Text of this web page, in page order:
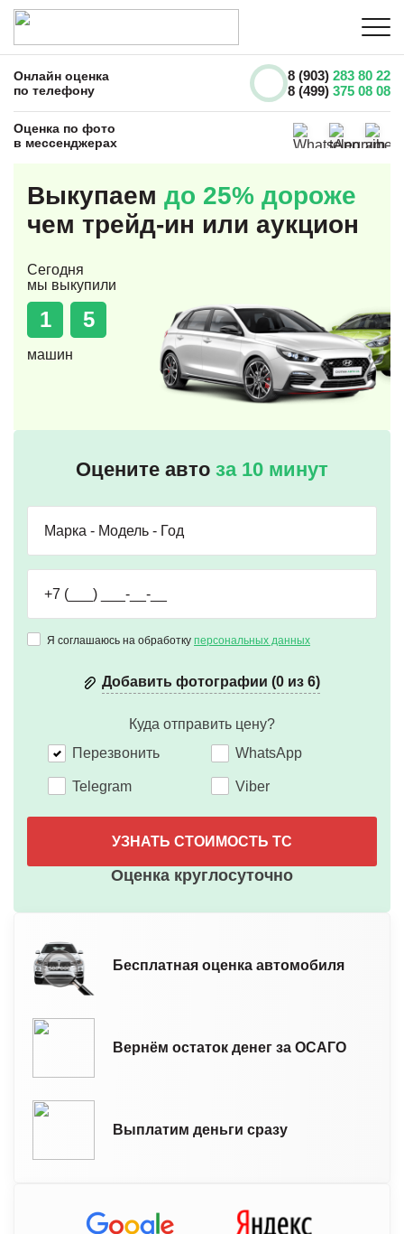
Онлайн оценка
по телефону
8 (903) 283 80 22
8 (499) 375 08 08
Оценка по фото
в мессенджерах
Выкупаем до 25% дороже
чем трейд-ин или аукцион
Сегодня
мы выкупили
1 5
машин
Оцените авто за 10 минут
Я соглашаюсь на обработку персональных данных
Добавить фотографии (0 из 6)
Куда отправить цену?
Перезвонить
WhatsApp
Telegram Viber
УЗНАТЬ СТОИМОСТЬ ТС
Оценка круглосуточно
Бесплатная оценка автомобиля
Вернём остаток денег за ОСАГО
Выплатим деньги сразу